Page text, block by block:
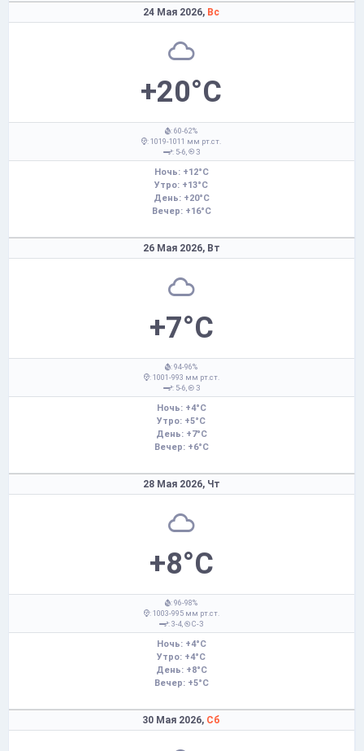
24 Мая 2026, Вс
+20°C
: 60-62%
: 1019-1011 мм рт.ст.
: 5-6,
З
Ночь: +12°C
Утро: +13°C
День: +20°C
Вечер: +16°C
26 Мая 2026, Вт
+7°C
: 94-96%
: 1001-993 мм рт.ст.
: 5-6,
З
Ночь: +4°C
Утро: +5°C
День: +7°C
Вечер: +6°C
28 Мая 2026, Чт
+8°C
: 96-98%
: 1003-995 мм рт.ст.
: 3-4,
С-З
Ночь: +4°C
Утро: +4°C
День: +8°C
Вечер: +5°C
30 Мая 2026, Сб